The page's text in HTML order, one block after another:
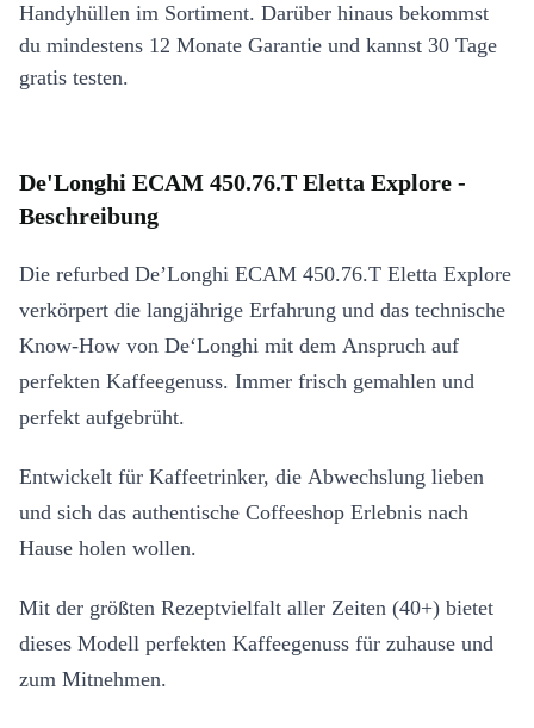
Handyhüllen im Sortiment. Darüber hinaus bekommst
du mindestens 12 Monate Garantie und kannst 30 Tage
gratis testen.
De'Longhi ECAM 450.76.T Eletta Explore -
Beschreibung
Die refurbed De’Longhi ECAM 450.76.T Eletta Explore
verkörpert die langjährige Erfahrung und das technische
Know-How von De‘Longhi mit dem Anspruch auf
perfekten Kaffeegenuss. Immer frisch gemahlen und
perfekt aufgebrüht.
Entwickelt für Kaffeetrinker, die Abwechslung lieben
und sich das authentische Coffeeshop Erlebnis nach
Hause holen wollen.
Mit der größten Rezeptvielfalt aller Zeiten (40+) bietet
dieses Modell perfekten Kaffeegenuss für zuhause und
zum Mitnehmen.